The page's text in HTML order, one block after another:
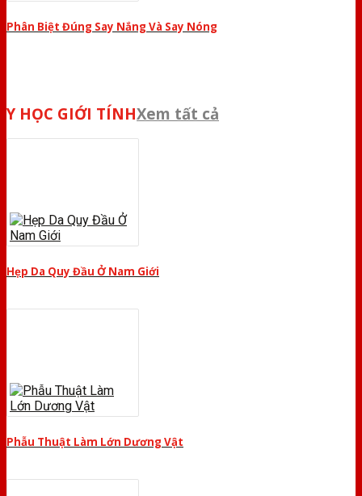
Phân Biệt Đúng Say Nắng Và Say Nóng
Y HỌC GIỚI TÍNHXem tất cả
Hẹp Da Quy Đầu Ở Nam Giới
Phẫu Thuật Làm Lớn Dương Vật